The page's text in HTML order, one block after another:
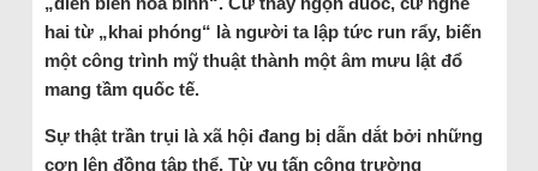
hai từ „khai phóng“ là người ta lập tức run rẩy, biến
một công trình mỹ thuật thành một âm mưu lật đổ
mang tầm quốc tế.
Sự thật trần trụi là xã hội đang bị dẫn dắt bởi những
cơn lên đồng tập thể. Từ vụ tấn công trường